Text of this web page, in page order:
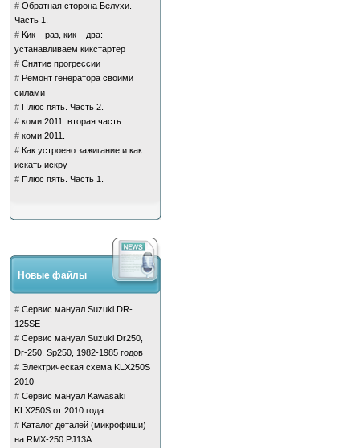
# Обратная сторона Белухи.
Часть 1.
# Кик – раз, кик – два:
устанавливаем кикстартер
# Снятие прогрессии
# Ремонт генератора своими
силами
# Плюс пять. Часть 2.
# коми 2011. вторая часть.
# коми 2011.
# Как устроено зажигание и как
искать искру
# Плюс пять. Часть 1.
Новые файлы
# Сервис мануал Suzuki DR-
125SE
# Сервис мануал Suzuki Dr250,
Dr-250, Sp250, 1982-1985 годов
# Электрическая схема KLX250S
2010
# Сервис мануал Kawasaki
KLX250S от 2010 года
# Каталог деталей (микрофиши)
на RMX-250 PJ13A